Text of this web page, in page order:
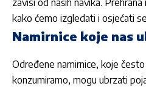
zavisi od naših navika. Prehrana
kako ćemo izgledati i osjećati
Namirnice koje nas
Određene namirnice, koje
konzumiramo, mogu ubrzati